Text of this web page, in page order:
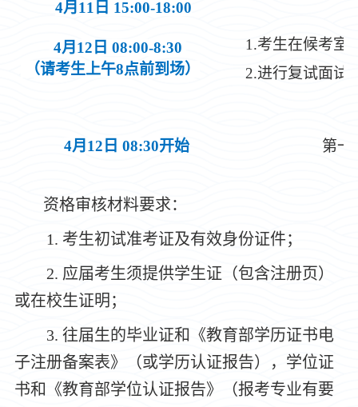
4月11日 15:00-18:00
4月12日 08:00-8:30
（请考生上午8点前到场）
1.考生在候考室
2.进行复试面试
4月12日 08:30开始 第一
资格审核材料要求：
1. 考生初试准考证及有效身份证件；
2. 应届考生须提供学生证（包含注册页）
或在校生证明；
3. 往届生的毕业证和《教育部学历证书电
子注册备案表》（或学历认证报告），学位证
书和《教育部学位认证报告》（报考专业有要